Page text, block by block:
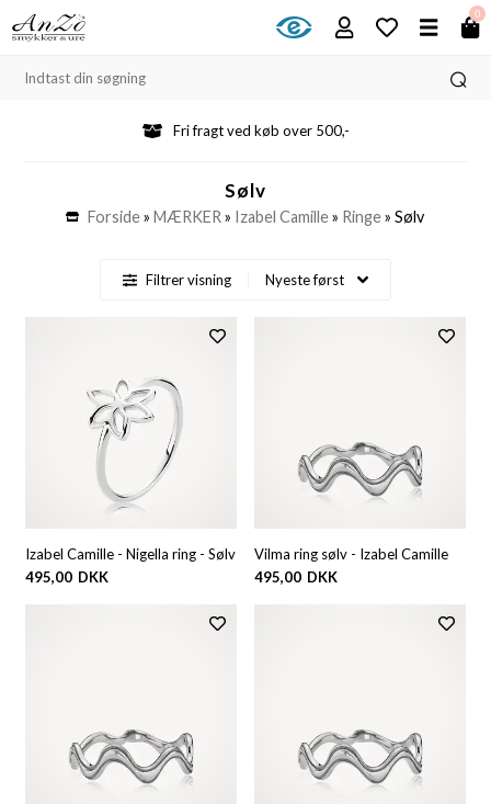
0
Fri fragt ved køb over 500,-
Sølv
Forside»MÆRKER » Izabel Camille» Ringe»Sølv
Filtrer visning
Izabel Camille - Nigella ring - Sølv
495,00 DKK
Vilma ring sølv - Izabel Camille
495,00 DKK